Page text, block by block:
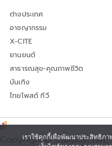
ต่างประเทศ
อาชญากรรม
X-CITE
ยานยนต์
สาธารณสุข-คุณภาพชีวิต
บันเทิง
ไทยโพสต์ ทีวี
Copyright©
เราใช้คุกกี้เพื่อพัฒนาประสิทธิภ